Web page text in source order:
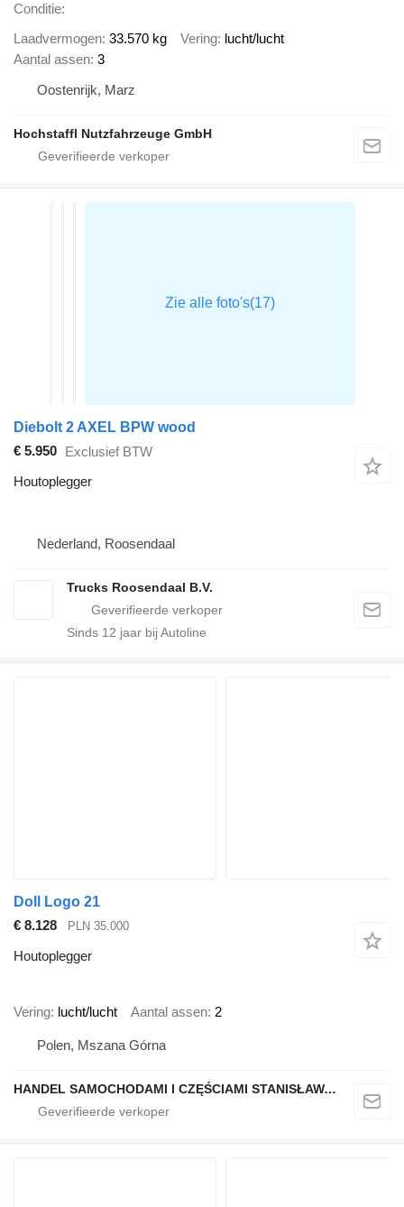
Conditie
Laadvermogen 33.570 kg Vering lucht/lucht
Aantal assen 3
Oostenrijk, Marz
Hochstaffl Nutzfahrzeuge GmbH
Diebolt 2 AXEL BPW wood
€ 5.950 Exclusief BTW
Houtoplegger
Nederland, Roosendaal
Trucks Roosendaal B.V.
Sinds 12 jaar bij Autoline
Doll Logo 21
€ 8.128
PLN 35.000
Houtoplegger
Vering lucht/lucht Aantal assen 2
Polen, Mszana Górna
HANDEL SAMOCHODAMI I CZĘŚCIAMI STANISŁAWA RAPACZ